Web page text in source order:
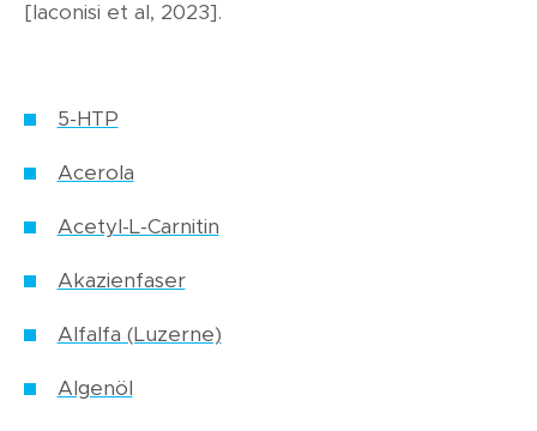
[Iaconisi et al, 2023].
5-HTP
Acerola
Acetyl-L-Carnitin
Akazienfaser
Alfalfa (Luzerne)
Algenöl